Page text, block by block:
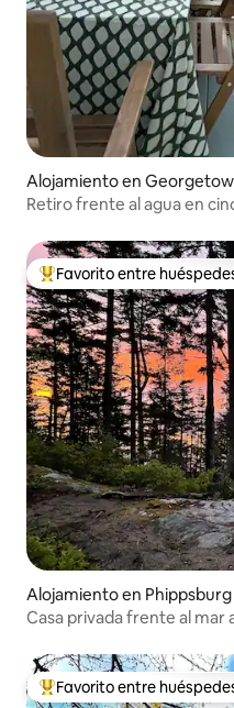
Alojamiento en
Retiro frente al agua en
Favorito entre los
Favorito entre
Alojamiento en Phippsburg
Casa privada frente al mar
Favorito entre los
Favorito entre